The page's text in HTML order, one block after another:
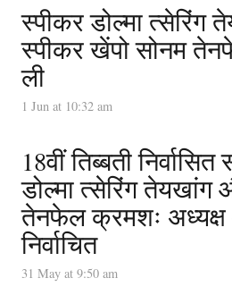
स्पीकर डोल्मा त्सेरिंग
स्पीकर खेंपो सोनम
ली
1 Jun at 10:32 am
18वीं तिब्बती
डोल्मा त्सेरिंग
तेनफेल क्रमशः अध्यक्ष
निर्वाचित
31 May at 9:50 am